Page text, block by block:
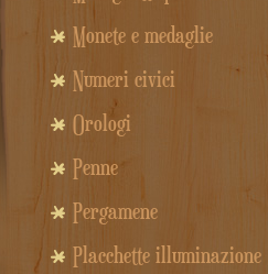
Monete e medaglie
Numeri civici
Orologi
Penne
Pergamene
Placchette illuminazione